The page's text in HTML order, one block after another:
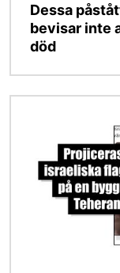
Dessa
bevisar inte
död